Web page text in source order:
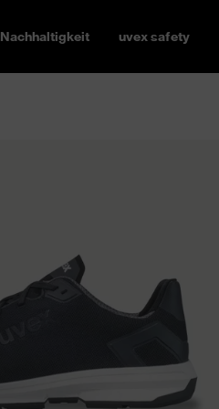
Nachhaltigkeit uvex safety